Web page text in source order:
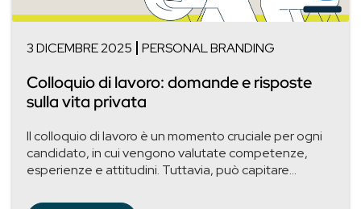
3 DICEMBRE 2025 PERSONAL BRANDING
Colloquio di lavoro: domande e risposte
sulla vita privata
Il colloquio di lavoro è un momento cruciale per ogni
candidato, in cui vengono valutate competenze,
esperienze e attitudini. Tuttavia, può capitare...